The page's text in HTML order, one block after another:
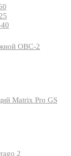
ОВС-2
Matrix Pro GS
2